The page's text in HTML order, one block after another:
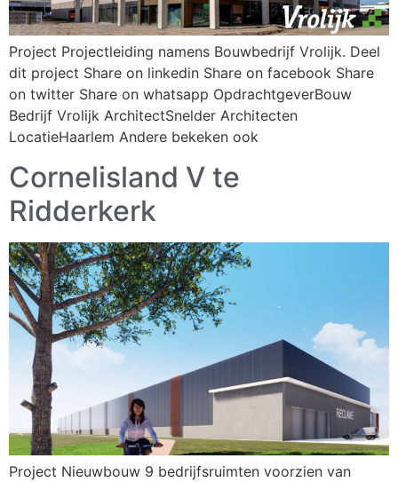
Project Projectleiding namens Bouwbedrijf Vrolijk. Deel
dit project Share on linkedin Share on facebook Share
on twitter Share on whatsapp OpdrachtgeverBouw
Bedrijf Vrolijk ArchitectSnelder Architecten
LocatieHaarlem Andere bekeken ook
Cornelisland V te
Ridderkerk
Project Nieuwbouw 9 bedrijfsruimten voorzien van